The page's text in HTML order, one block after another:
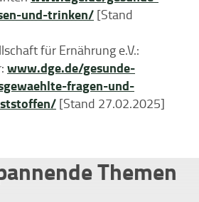
und-trinken/ [Stand
für Ernährung e.V.:
www.dge.de/gesunde-
fragen-und-
[Stand 27.02.2025]
Themen